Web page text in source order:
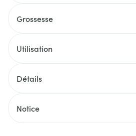
Grossesse
Utilisation
Détails
Notice